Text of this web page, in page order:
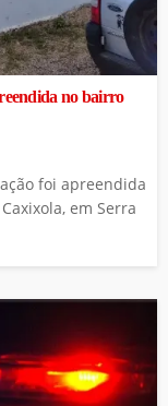
no bairro
foi apreendida
em Serra